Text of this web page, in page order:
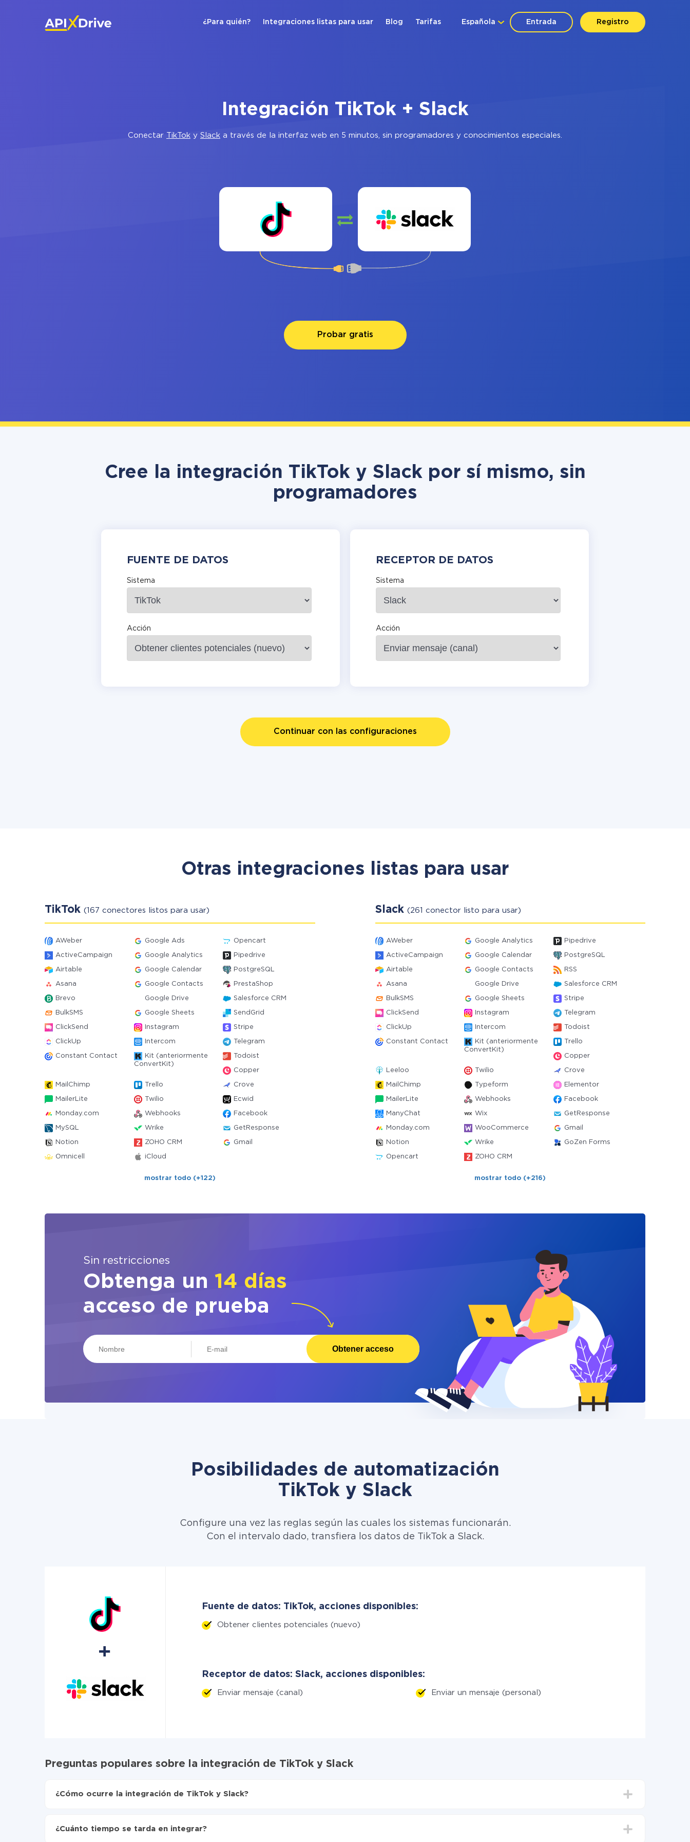
Entrada Registro
Española
¿Para quién? Integraciones listas para usar Blog Tarifas
Integración TikTok + Slack
Conectar TikTok y Slack a través de la interfaz web en 5 minutos, sin programadores y conocimientos especiales.
Probar gratis
Cree la integración TikTok y Slack por sí mismo, sin
programadores
FUENTE DE DATOS
Sistema
Acción
RECEPTOR DE DATOS
Sistema
Acción
Continuar con las configuraciones
Otras integraciones listas para usar
TikTok (167 conectores listos para usar)
AWeber Google Ads Opencart
ActiveCampaign Google Analytics Pipedrive
Airtable Google Calendar PostgreSQL
Asana Google Contacts PrestaShop
Brevo Google Drive Salesforce CRM
BulkSMS Google Sheets SendGrid
ClickSend Instagram Stripe
ClickUp Intercom Telegram
Constant Contact
Kit (anteriormente
ConvertKit)
Todoist
Copper
MailChimp Trello Crove
MailerLite Twilio Ecwid
Monday.com Webhooks Facebook
MySQL Wrike GetResponse
Notion ZOHO CRM Gmail
Omnicell iCloud
mostrar todo (+122)
Slack (261 conector listo para usar)
AWeber Google Analytics Pipedrive
ActiveCampaign Google Calendar PostgreSQL
Airtable Google Contacts RSS
Asana Google Drive Salesforce CRM
BulkSMS Google Sheets Stripe
ClickSend Instagram Telegram
ClickUp Intercom Todoist
Constant Contact
Kit (anteriormente
ConvertKit)
Trello
Copper
Leeloo Twilio Crove
MailChimp Typeform Elementor
MailerLite Webhooks Facebook
ManyChat Wix GetResponse
Monday.com WooCommerce Gmail
Notion Wrike GoZen Forms
Opencart ZOHO CRM
mostrar todo (+216)
Sin restricciones
Obtenga un 14 días
acceso de prueba
Obtener acceso
Posibilidades de automatización
TikTok y Slack
Configure una vez las reglas según las cuales los sistemas funcionarán.
Con el intervalo dado, transfiera los datos de TikTok a Slack.
Fuente de datos: TikTok, acciones disponibles:
Obtener clientes potenciales (nuevo)
Receptor de datos: Slack, acciones disponibles:
Enviar mensaje (canal) Enviar un mensaje (personal)
Preguntas populares sobre la integración de TikTok y Slack
¿Cómo ocurre la integración de TikTok y Slack?
Active la actualización automática
¿Cuánto tiempo se tarda en integrar?